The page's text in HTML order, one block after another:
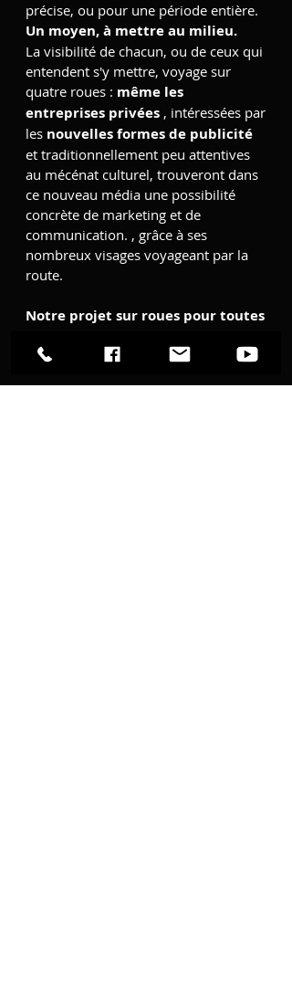
précise, ou pour une période entière.
Un moyen, à mettre au milieu.
La visibilité de chacun, ou de ceux qui
entendent s'y mettre, voyage sur
quatre roues : même les
entreprises privées , intéressées par
les nouvelles formes de publicité
et traditionnellement peu attentives
au mécénat culturel, trouveront dans
ce nouveau média une possibilité
concrète de marketing et de
communication. , grâce à ses
nombreux visages voyageant par la
route.
Notre projet sur roues pour toutes